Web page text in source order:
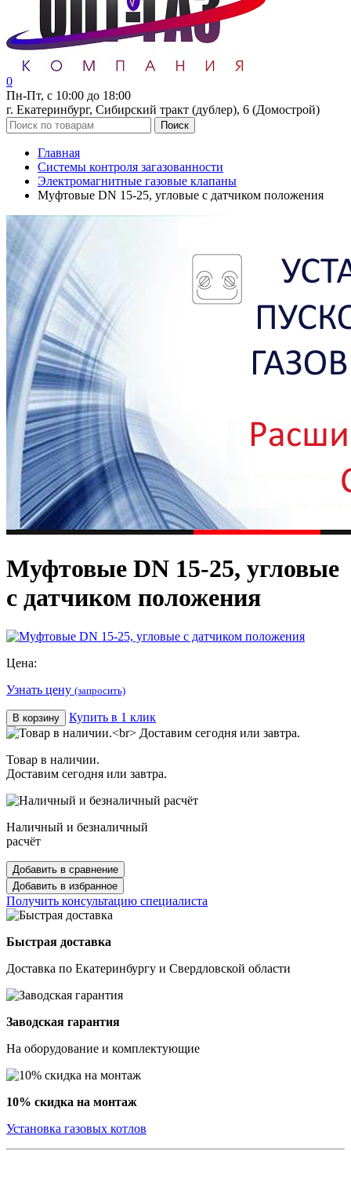
0
Пн-Пт, с 10:00 до 18:00
г. Екатеринбург, Сибирский тракт (дублер), 6 (Домострой)
Поиск
Главная
Системы контроля загазованности
Электромагнитные газовые клапаны
Муфтовые DN 15-25, угловые с датчиком положения
Муфтовые DN 15-25, угловые
с датчиком положения
Цена:
Узнать цену (запросить)
В корзину Купить в 1 клик
Товар в наличии.
Доставим сегодня или завтра.
Наличный и безналичный
расчёт
Добавить в сравнение
Добавить в избранное
Получить консультацию специалиста
Быстрая доставка
Доставка по Екатеринбургу и Свердловской области
Заводская гарантия
На оборудование и комплектующие
10% скидка на монтаж
Установка газовых котлов